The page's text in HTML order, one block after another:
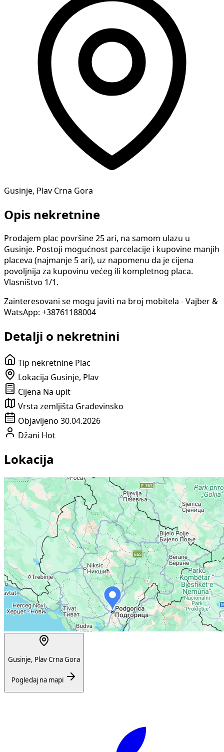
Gusinje, Plav Crna Gora
Opis nekretnine
Prodajem plac površine 25 ari, na samom ulazu u
Gusinje. Postoji mogućnost parcelacije i kupovine manjih
placeva (najmanje 5 ari), uz napomenu da je cijena
povoljnija za kupovinu većeg ili kompletnog placa.
Vlasništvo 1/1.
Zainteresovani se mogu javiti na broj mobitela - Vajber &
WatsApp: +38761188004
Detalji o nekretnini
Tip nekretnine Plac
Lokacija Gusinje, Plav
Cijena Na upit
Vrsta zemljišta Građevinsko
Objavljeno 30.04.2026
Džani Hot
Lokacija
Gusinje, Plav Crna Gora
Pogledaj na mapi